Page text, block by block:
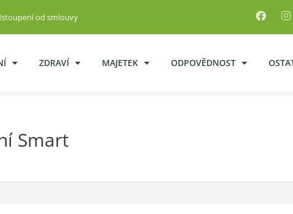
od smlouvy
ZDRAVÍ MAJETEK ODPOVĚDNOST
Smart